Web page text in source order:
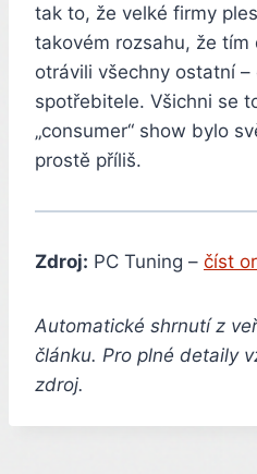
tak to, že velké firmy
takovém rozsahu, že tím
otrávili všechny ostatní
spotřebitele. Všichni se
„consumer“ show bylo
prostě příliš.
Zdroj: PC Tuning – číst
Automatické shrnutí z
článku. Pro plné detaily
zdroj.